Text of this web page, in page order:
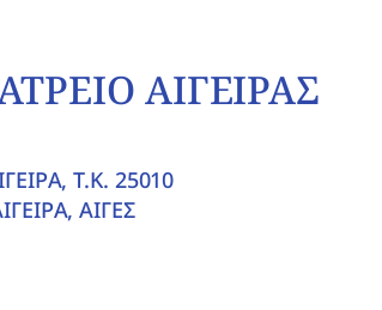
ΑΙΓΕΙΡΑΣ
T.K. 25010
ΑΙΓΕΣ